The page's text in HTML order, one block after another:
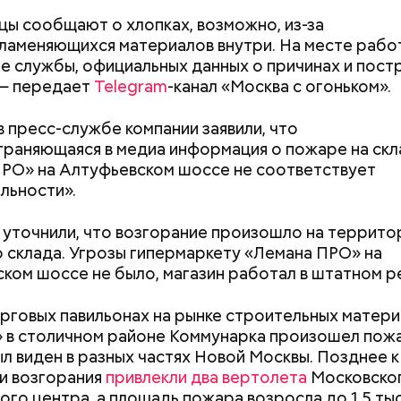
сообщают о хлопках, возможно, из-за
материалов внутри. На месте
службы, официальных данных о причинах и
передает Telegram-канал «Москва с огоньком».
пресс-службе компании заявили, что
в медиа информация о пожаре на
на Алтуфьевском шоссе не соответствует
что возгорание произошло на
склада. Угрозы гипермаркету «Лемана ПРО» на
шоссе не было, магазин работал в штатном
павильонах на рынке строительных
в столичном районе Коммунарка произошел
виден в разных частях Новой Москвы. Позднее к
возгорания привлекли два вертолета
считали, что в период с 2019 по 2021 год
распределил между родственниками и
был жертвой Миссюры
Как узнать, снесут ли дом по
реновации в Москве: где
искать информацию и сроки
Как
диабета